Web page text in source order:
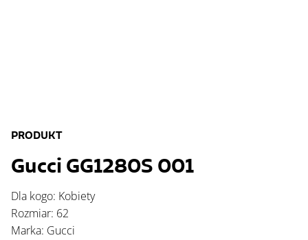
PRODUKT
Gucci GG1280S 001
Dla kogo: Kobiety
Rozmiar: 62
Marka: Gucci